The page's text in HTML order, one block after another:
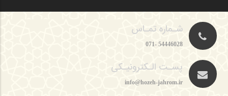
شـماره تمـاس
54446028 -071
پسـت الـکترونیـکی
info@hozeh-jahrom.ir